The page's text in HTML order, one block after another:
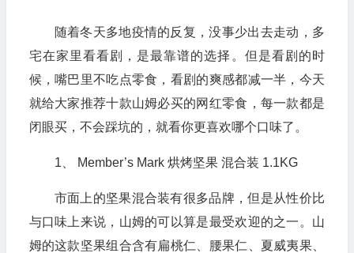
随着冬天多地疫情的反复，没事少出去走动，多
宅在家里看看剧，是最靠谱的选择。但是看剧的时
候，嘴巴里不吃点零食，看剧的爽感都减一半，今天
就给大家推荐十款山姆必买的网红零食，每一款都是
闭眼买，不会踩坑的，就看你更喜欢哪个口味了。
1、 Member’s Mark 烘烤坚果 混合装 1.1KG
市面上的坚果混合装有很多品牌，但是从性价比
与口味上来说，山姆的可以算是最受欢迎的之一。山
姆的这款坚果组合含有扁桃仁、腰果仁、夏威夷果、